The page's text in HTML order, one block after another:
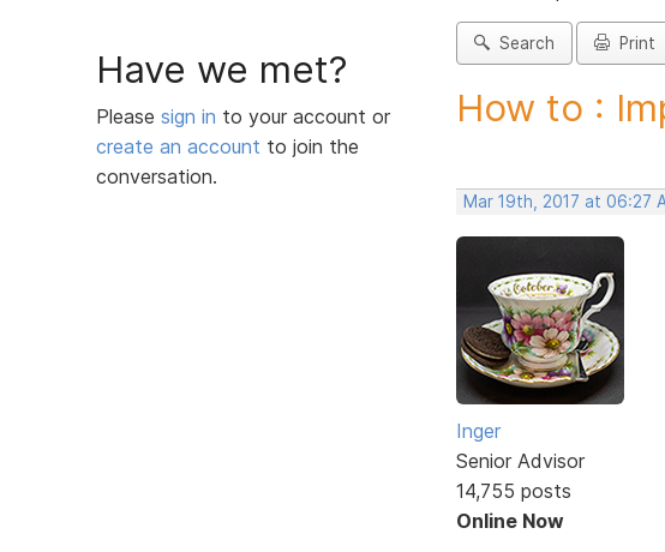
Have we met?
Please sign in to your account or
create an account to join the
conversation.
Search Print
How to :
Mar 19th, 2017 at 06:27
Inger
Senior Advisor
14,755 posts
Online Now